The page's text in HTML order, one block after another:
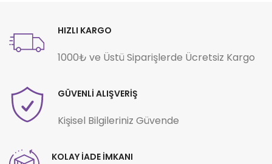
HIZLI KARGO
1000₺ ve Üstü Siparişlerde Ücretsiz Kargo
GÜVENLİ ALIŞVERİŞ
Kişisel Bilgileriniz Güvende
KOLAY İADE İMKANI